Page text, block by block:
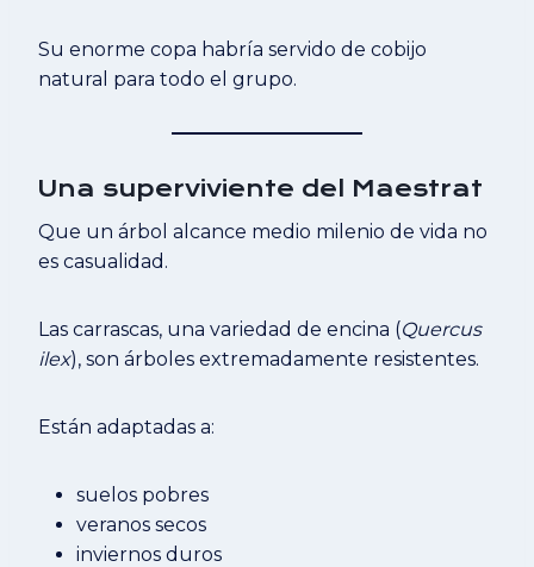
Su enorme copa habría servido de cobijo
natural para todo el grupo.
Una superviviente del Maestrat
Que un árbol alcance medio milenio de vida no
es casualidad.
Las carrascas, una variedad de encina (Quercus
ilex), son árboles extremadamente resistentes.
Están adaptadas a:
suelos pobres
veranos secos
inviernos duros